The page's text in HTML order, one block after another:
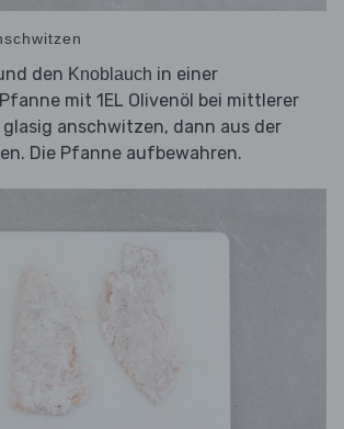
den Knoblauch in einer
mit 1EL Olivenöl bei mittlerer
glasig anschwitzen, dann aus der
Die Pfanne aufbewahren.